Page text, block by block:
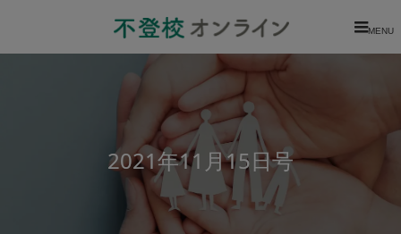
MENU
2021年11月15日号